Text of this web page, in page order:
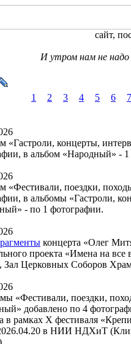
сайт,
И утром нам не
1 2 3 4 5 6 7
«Гастроли, концерты,
в альбом «Народный» - 1
«Фестивали, поездки,
в альбомы «Гастроли,
- по 1 фотографии.
концерта «Олег
проекта «Имена на все
Зал Церковных Соборов
«Фестивали, поездки,
добавлено по 4
в рамках Х фестиваля
в НИИ НДХиТ